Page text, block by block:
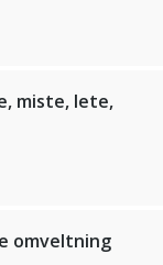
miste, lete,
omveltning